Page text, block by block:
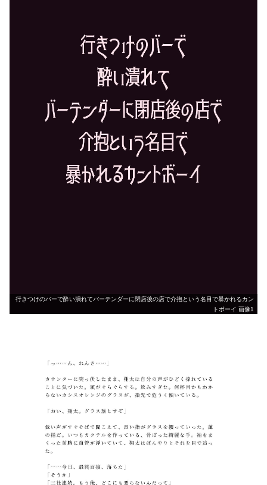
行きつけのバーで酔い潰れてバーテンダーに閉店後の店で介抱という名目で暴かれるカン
トボーイ 画像1